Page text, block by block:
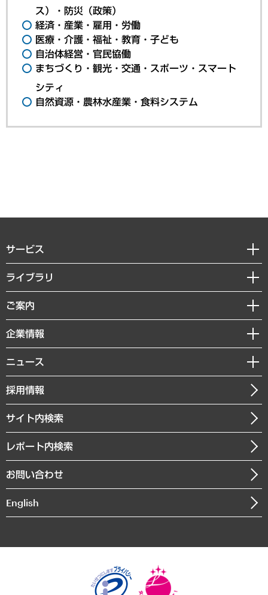
ス）・防災（政策）
経済・産業・雇用・労働
医療・介護・福祉・教育・子ども
自治体経営・官民協働
まちづくり・観光・交通・スポーツ・スマート
シティ
自然資源・農林水産業・食料システム
サービス
経営戦略
組織・人事戦略
デジタルイノベーション
共生・ダイバーシティ
GRC（ガバナンス・リスク・コンプライアンス）・防災（政策）
経済・産業・雇用・労働
まちづくり・観光・交通・スポーツ・スマートシティ
自然資源・農林水産業・食料システム
ライブラリ
経済調査
レポート
コラム
経営用語集
受託・受注実績（官公庁関連）
メディア掲載・出演
ご案内
セミナー・イベント情報
MUFGビジネスセミナー
受託案件情報
企業情報
私たちの想い
社長メッセージ
会社概要
沿革
組織図・本部部室紹介
インドネシア現地法人
個人情報保護方針
ニュース
ニュースリリース
お知らせ
採用情報
サイト内検索
レポート内検索
お問い合わせ
English